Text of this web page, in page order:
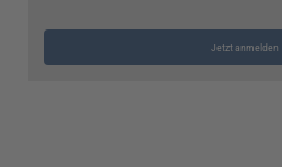
Jetzt anmelden